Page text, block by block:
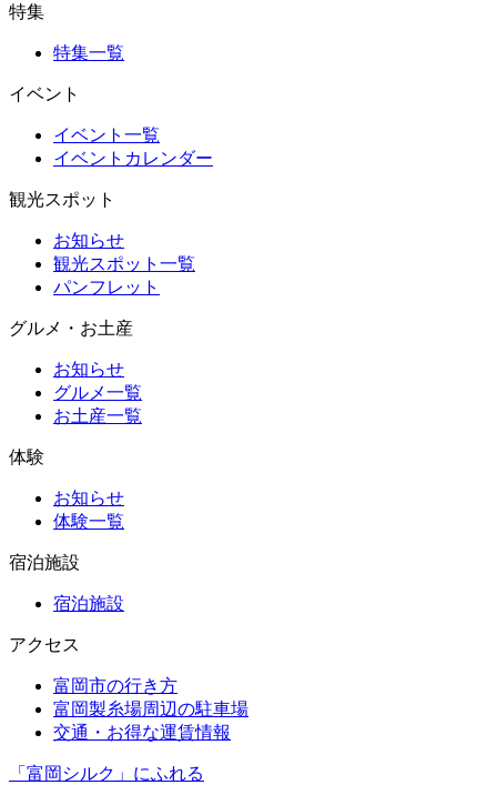
特集
特集一覧
イベント
イベント一覧
イベントカレンダー
観光スポット
お知らせ
観光スポット一覧
パンフレット
グルメ・お土産
お知らせ
グルメ一覧
お土産一覧
体験
お知らせ
体験一覧
宿泊施設
宿泊施設
アクセス
富岡市の行き方
富岡製糸場周辺の駐車場
交通・お得な運賃情報
「富岡シルク」にふれる